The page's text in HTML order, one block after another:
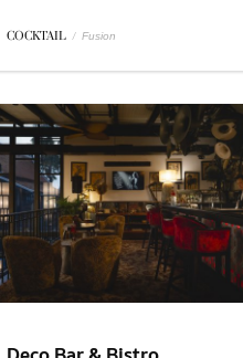
COCKTAIL / Fusion